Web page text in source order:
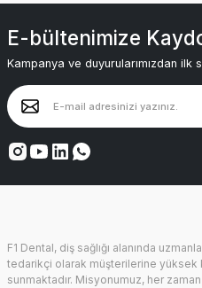
E-bültenimize
Kampanya ve duyurularımızdan ilk
F1 Dental, diş sağlığı alanında
tedarikçi olarak müşterilerine yüksek
sunmaktadır. Misyonumuz, her